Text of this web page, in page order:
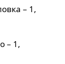
– 1,
– 1,